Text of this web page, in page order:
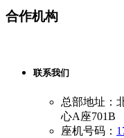
合作机构
联系我们
总部地址：
心A座701B
座机号码：